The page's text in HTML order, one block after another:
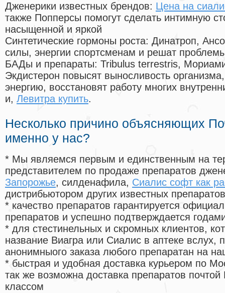
Дженерики известных брендов: Цена на
также Попперсы помогут сделать интимную
насыщенной и яркой
Синтетические гормоны роста: Динатроп,
силы, энергии спортсменам и решат
БАДы и препараты: Tribulus terrestris,
Экдистерон повысят выносливость
энергию, восстановят работу многих
и, Левитра купить.
Несколько причино объясняющих
именно у нас?
* Мы являемся первым и единственным на
представителем по продаже препаратов
Запорожье, силденафила, Сиалис софт как
дистрибьютором других известных препаратов
* качество препаратов гарантируется
препаратов и успешно подтверждается
* для стестинельных и скромных клиентов,
название Виагра или Сиалис в аптеке вслух,
анонимныого заказа любого препаратан на
* быстрая и удобная доставка курьером по
так же возможна доставка препаратов
классом